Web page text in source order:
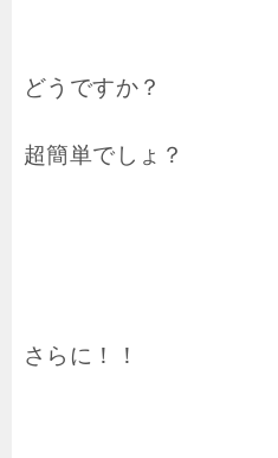
どうですか？
超簡単でしょ？
さらに！！